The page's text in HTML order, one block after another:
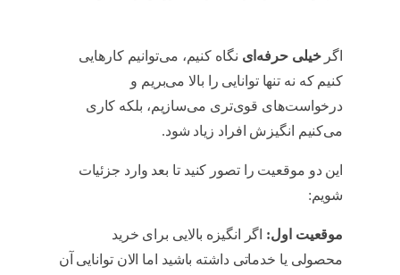
اگرخیلی حرفه‌ای‌ نگاه کنیم، می‌توانیم کارهایی
کنیم که نه تنها توانایی را بالا می‌بریم و
درخواست‌های قوی‌تری می‌سازیم، بلکه کاری
می‌کنیم انگیزش افراد زیاد شود.
این دو موقعیت را تصور کنید تا بعد وارد جزئیات
شویم:
موقعیت اول: اگر انگیزه بالایی برای خرید
محصولی یا خدماتی داشته باشید اما الان توانایی آن